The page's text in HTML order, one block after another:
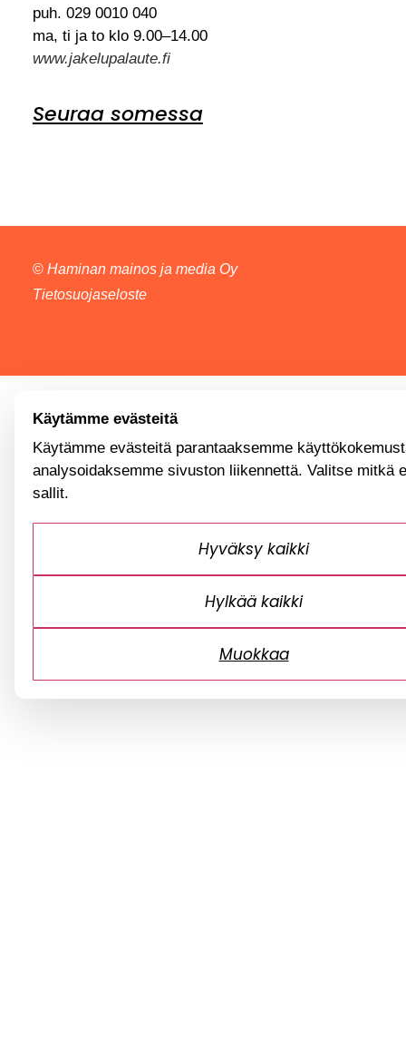
puh. 029 0010 040
ma, ti ja to klo 9.00–14.00
www.jakelupalaute.fi
Seuraa somessa
© Haminan mainos ja media Oy
Tietosuojaseloste
Käytämme evästeitä
Käytämme evästeitä parantaaksemme
analysoidaksemme sivuston liikennettä. Valitse mitkä
sallit.
Hyväksy kaikki
Hylkää kaikki
Muokkaa